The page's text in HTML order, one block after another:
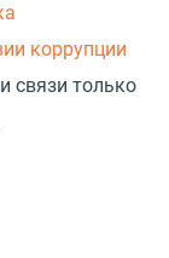
коррупции
связи только